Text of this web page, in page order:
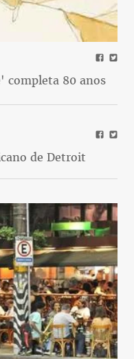
completa 80 anos
de Detroit